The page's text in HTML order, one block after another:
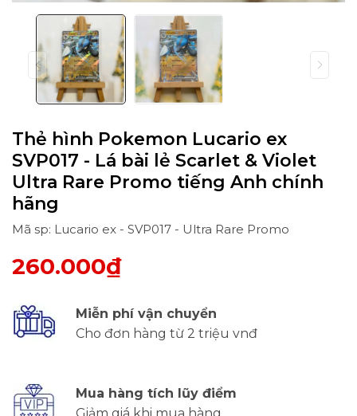
Thẻ hình Pokemon Lucario ex
SVP017 - Lá bài lẻ Scarlet & Violet
Ultra Rare Promo tiếng Anh chính
hãng
Mã sp: Lucario ex - SVP017 - Ultra Rare Promo
260.000₫
Miễn phí vận chuyển
Cho đơn hàng từ 2 triệu vnđ
Mua hàng tích lũy điểm
Giảm giá khi mua hàng